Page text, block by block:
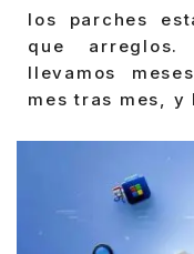
los parches
que
llevamos
mes tras mes, y